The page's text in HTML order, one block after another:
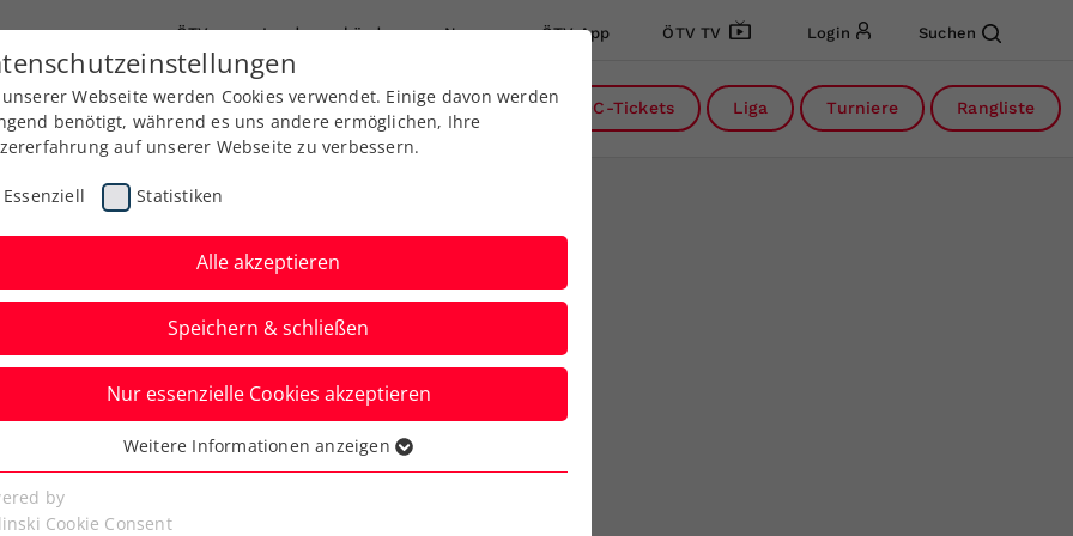
ÖTV Landesverbände News ÖTV App ÖTV TV Login Suchen
Ausbildung Services Über uns Kreise DC-Tickets Liga Turniere Rangliste
Trophy:
Perelygina zeigen
Webseite werden Cookies verwendet. Einige davon werden
benötigt, während es uns andere ermöglichen, Ihre
auf unserer Webseite zu verbessern.
Essenziell Statistiken
Alle akzeptieren
Speichern & schließen
Nur essenzielle Cookies akzeptieren
Cookies werden für grundlegende Funktionen der
benötigt. Dadurch ist gewährleistet, dass die Webseite
Weitere Informationen anzeigen
by
Cookie Consent